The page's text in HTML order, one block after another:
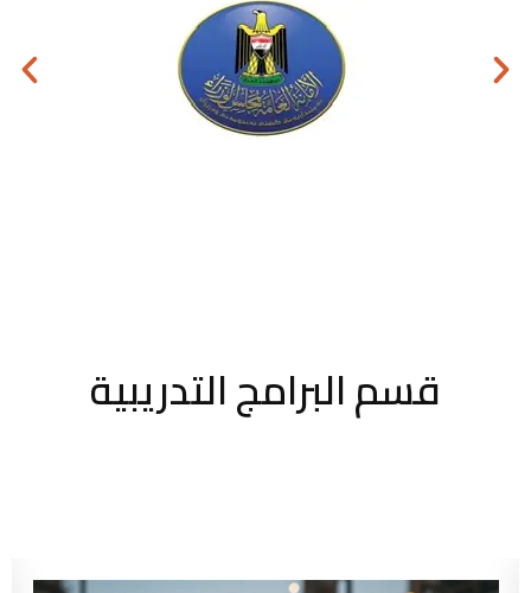
قسم البرامج التدريبية